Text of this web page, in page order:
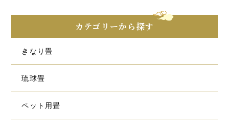
カテゴリーから探す
きなり畳
琉球畳
ペット用畳